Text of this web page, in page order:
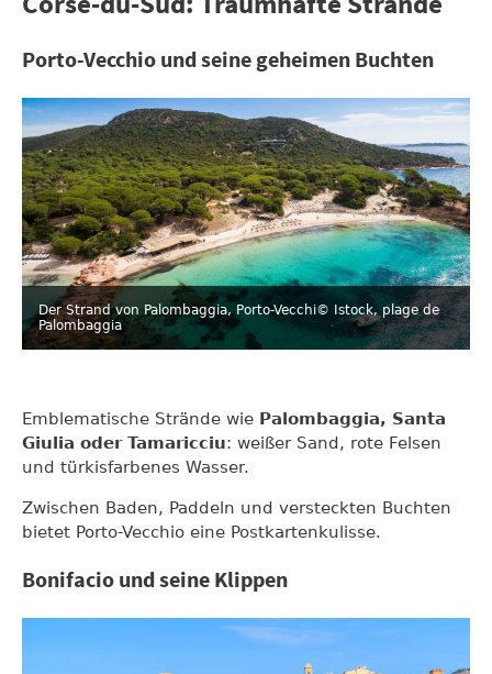
Porto-Vecchio und seine geheimen Buchten
Der Strand von Palombaggia, Porto-Vecchi© Istock, plage de
Palombaggia
Emblematische Strände wie Palombaggia, Santa
Giulia oder Tamaricciu: weißer Sand, rote Felsen
und türkisfarbenes Wasser.
Zwischen Baden, Paddeln und versteckten Buchten
bietet Porto-Vecchio eine Postkartenkulisse.
Bonifacio und seine Klippen